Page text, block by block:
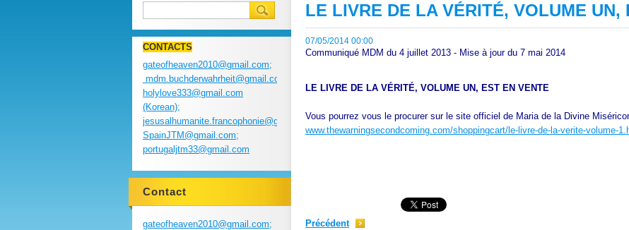
LE LIVRE DE LA VÉRITÉ, VOLUME UN,
07/05/2014 00:00
Communiqué MDM du 4 juillet 2013 - Mise à jour du 7 mai 2014
LE LIVRE DE LA VÉRITÉ, VOLUME UN, EST EN VENTE
Vous pourrez vous le procurer sur le site officiel de Maria de la Divine
www.thewarningsecondcoming.com/shoppingcart/le-livre-de-la-verite-volume-
Précédent
CONTACTS
gateofheaven2010@gmail.com;
mdm.buchderwahrheit@gmail.com;
holylove333@gmail.com
(Korean);
jesusalhumanite.francophonie@gmail.com;
SpainJTM@gmail.com;
portugaljtm33@gmail.com
Contact
gateofheaven2010@gmail.com;